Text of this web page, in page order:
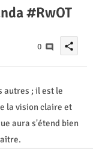
#RwOT
0 share
autres ; il est le
la vision claire et
aura s'étend bien